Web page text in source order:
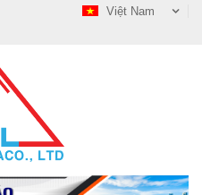
Việt Nam